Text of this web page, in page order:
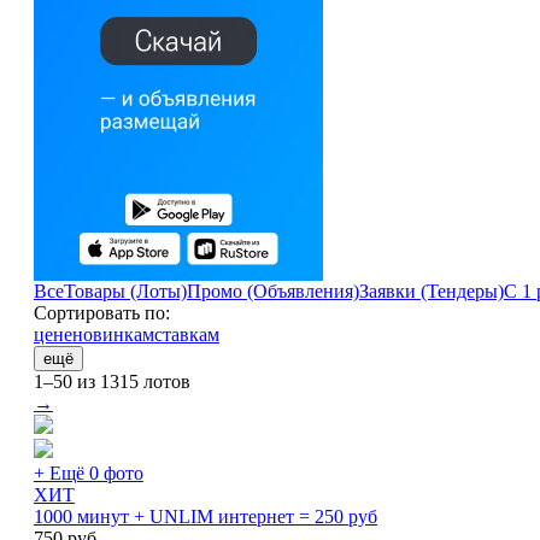
ВсеТовары (Лоты)Промо (Объявления)Заявки (Тендеры)С 1
Сортировать по:
цененовинкамставкам
ещё
1–50 из 1315 лотов
→
+ Ещё 0 фото
ХИТ
1000 минут + UNLIM интернет = 250 руб